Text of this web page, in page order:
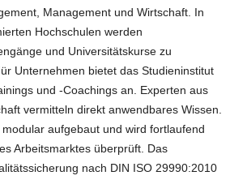
Management und Wirtschaft. In
Hochschulen werden
und Universitätskurse zu
Unternehmen bietet das Studieninstitut
und -Coachings an. Experten aus
vermitteln direkt anwendbares Wissen.
aufgebaut und wird fortlaufend
Arbeitsmarktes überprüft. Das
nach DIN ISO 29990:2010